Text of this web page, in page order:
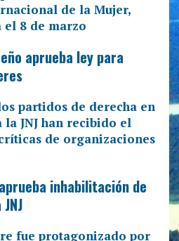
aprueba ley para
inhabilitación de